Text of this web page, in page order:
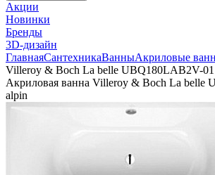
Акции
Новинки
Бренды
3D-дизайн
ГлавнаяСантехникаВанныАкриловые
Villeroy & Boch La belle UBQ180LAB2V-01
Акриловая ванна Villeroy & Boch La belle
alpin